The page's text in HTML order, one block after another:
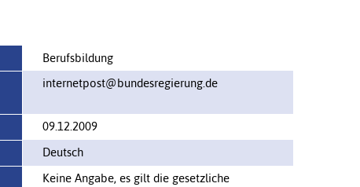
Berufsbildung
internetpost@bundesregierung.de
09.12.2009
Deutsch
Keine Angabe, es gilt die gesetzliche